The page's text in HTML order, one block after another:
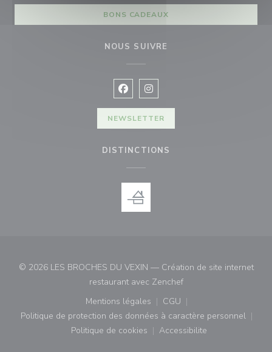
BONS CADEAUX
NOUS SUIVRE
Facebook ((ouvre une nouvelle
Instagram ((ouvre une
NEWSLETTER
DISTINCTIONS
© 2026 LES BROCHES DU VEXIN — Création de site internet
restaurant avec Zenchef((ouvre une nouvelle
Mentions légales
((ouvre une nouvelle fenêtre))
CGU
((ouvre une nouvelle
Politique de protection des données à caractère personnel
((ouvre une nouvelle fenêtre))
Politique de cookies
((ouvre une nouvelle fenêtre))
Accessibilite
((ouvre une nouvelle